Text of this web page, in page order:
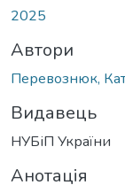
2025
Автори
Перевознюк,
Видавець
НУБіП України
Анотація